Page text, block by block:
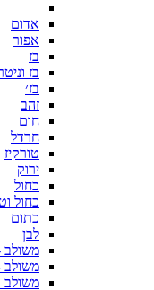
אדום
אפור
בז
בז
בז׳
זהב
חום
חרדל
טורקיז
ירוק
כחול
כחול
כתום
לבן
משולב
משולב
משולב